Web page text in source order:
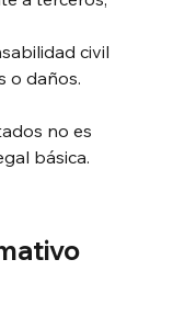
civil
o daños.
no es
básica.